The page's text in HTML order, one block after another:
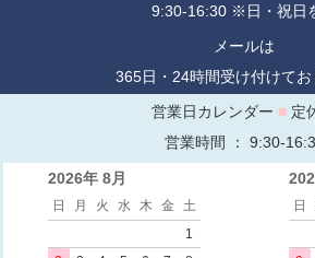
9:30-16:30 ※日・祝日
メールは
365日・24時間受け付けてお
営業日カレンダー ■ 定
営業時間 ： 9:30-
2026年 8月
日 月 火 水 木 金
土
1
日